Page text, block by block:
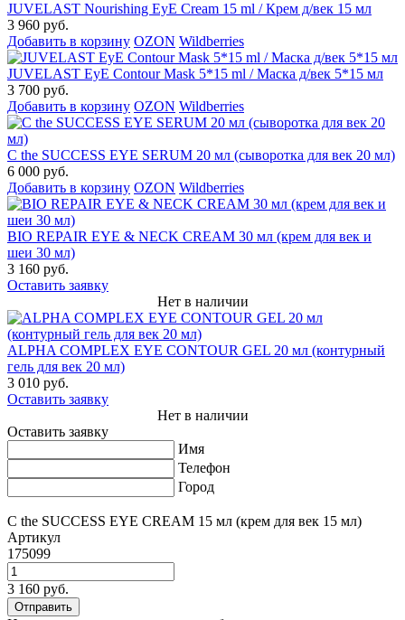
JUVELAST Nourishing EyE Cream 15 ml / Крем д/век 15 мл
3 960 руб.
Добавить в корзину OZON Wildberries
JUVELAST EyE Contour Mask 5*15 ml / Маска д/век 5*15 мл
3 700 руб.
Добавить в корзину OZON Wildberries
C the SUCCESS EYE SERUM 20 мл (сыворотка для век 20 мл)
6 000 руб.
Добавить в корзину OZON Wildberries
BIO REPAIR EYE & NECK CREAM 30 мл (крем для век и
шеи 30 мл)
3 160 руб.
Оставить заявку
Нет в наличии
ALPHA COMPLEX EYE CONTOUR GEL 20 мл (контурный
гель для век 20 мл)
3 010 руб.
Оставить заявку
Нет в наличии
Оставить заявку
Имя
Телефон
Город
C the SUCCESS EYE CREAM 15 мл (крем для век 15 мл)
Артикул
175099
3 160 руб.